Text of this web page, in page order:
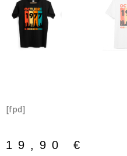
[fpd]
19,90 €